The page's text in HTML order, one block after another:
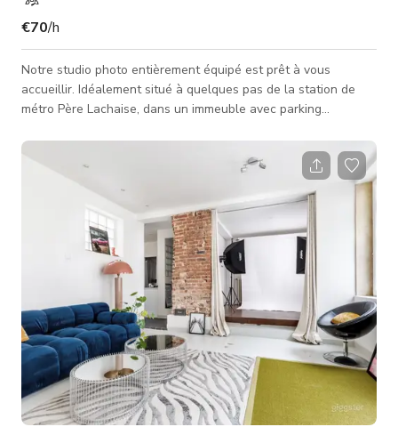
€70/h
Notre studio photo entièrement équipé est prêt à vous
accueillir. Idéalement situé à quelques pas de la station de
métro Père Lachaise, dans un immeuble avec parking
marchandises, l'espace comprend un studio lumineux de 75 m²
(avec option occultation), des plafonds de 3,5 mètres, une
cuisine ouverte entièrement équipée, une machine à café, un
espace lounge, un système audio Hi-Fi, et une pièce
supplémentaire de 25 m² pour le